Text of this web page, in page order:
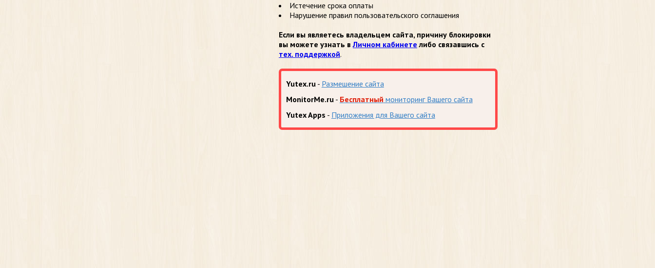
Истечение срока оплаты
Нарушение правил пользовательского соглашения
Если вы являетесь владельцем сайта, причину блокировки
вы можете узнать вЛичном кабинете либо связавшись с
тех. поддержкой.
Yutex.ru - Размешение сайта
MonitorMe.ru - Бесплатный мониторинг Вашего сайта
Yutex Apps - Приложения для Вашего сайта